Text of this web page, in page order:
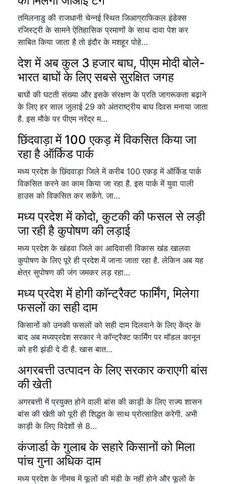
तमिलनाडु की राजधानी चेन्नई स्थित जिआग्राफिकल इंडेक्स
रजिस्ट्री के सामने ऐतिहासिक प्रमाणों के साथ दावा पेश कर
साबित किया जाता है तो इंदौर के मशहूर पोहे…
देश में अब कुल 3 हजार बाघ, पीएम मोदी बोले-
भारत बाघों के लिए सबसे सुरक्षित जगह
बाघों की घटती संख्या और इसके संरक्षण के प्रति जागरूकता बढ़ाने
के लिए हर साल जुलाई 29 को अंतराष्ट्रीय बाघ दिवस मनाया जाता
है. इस मौके पर पीएम नरेंद्र म…
छिंदवाड़ा में 100 एकड़ में विकसित किया जा
रहा है ऑर्किड पार्क
मध्य प्रदेश के छिंदवाड़ा जिले में करीब 100 एकड़ में ऑर्किड पार्क
विकसित करने का काम किया जा रहा है. इस पार्क में युवा पाली
हाउस को विकसित कर सकेंगे. जा…
मध्य प्रदेश में कोदो, कुटकी की फसल से लड़ी
जा रही है कुपोषण की लड़ाई
मध्य प्रदेश के खंडवा जिले का आदिवासी विकास खंड खालवा
कुपोषण के लिए पूरे ही प्रदेश में जाना जाता रहा है. लेकिन अब यह
क्षेत्र सुपोषण की जंग जमकर लड़ रहा…
मध्य प्रदेश में होगी कॉन्ट्रैक्ट फार्मिंग, मिलेगा
फसलों का सही दाम
किसानों को उनकी फसलों को सही दाम दिलवाने के लिए केंद्र के
बाद अब मध्यप्रदेश सरकार ने कॉन्ट्रैक्ट फार्मिंग पर मॉडल कानून
को हरी झंडी दे दी है. खास बात…
अगरबत्ती उत्पादन के लिए सरकार कराएगी बांस
की खेती
अगरबत्ती में प्रयुक्त होने वाली बांस की काड़ी के लिए राज्य शासन
बांस की खेती को पूरी ही शिद्धत के साथ प्रोत्साहित करेगी. अभी
काड़ी के लिए विदेशों से 8…
कंजार्डा के गुलाब के सहारे किसानों को मिला
पांच गुना अधिक दाम
मध्य प्रदेश के नीमच में फूलों की मंडी के नहीं होने और फूलों के